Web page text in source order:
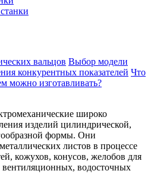
вальцов Выбор модели
конкурентных показателей Что
можно изготавливать?
широко
изделий цилиндрической,
формы. Они
листов в процессе
кожухов, конусов, желобов для
вентиляционных, водосточных